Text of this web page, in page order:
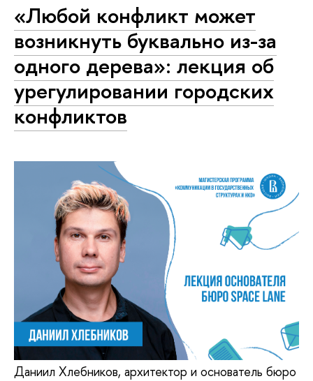
«Любой конфликт может
возникнуть буквально из-за
одного дерева»: лекция об
урегулировании городских
конфликтов
Даниил Хлебников, архитектор и основатель бюро